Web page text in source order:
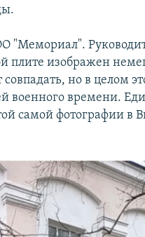
"Мемориал".
плите изображен
но в целом
военного времени.
самой фотографии в